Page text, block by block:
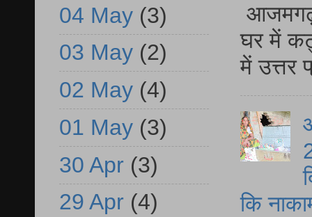
घर में
में
कि
04 May (3)
03 May (2)
02 May (4)
01 May (3)
30 Apr (3)
29 Apr (4)